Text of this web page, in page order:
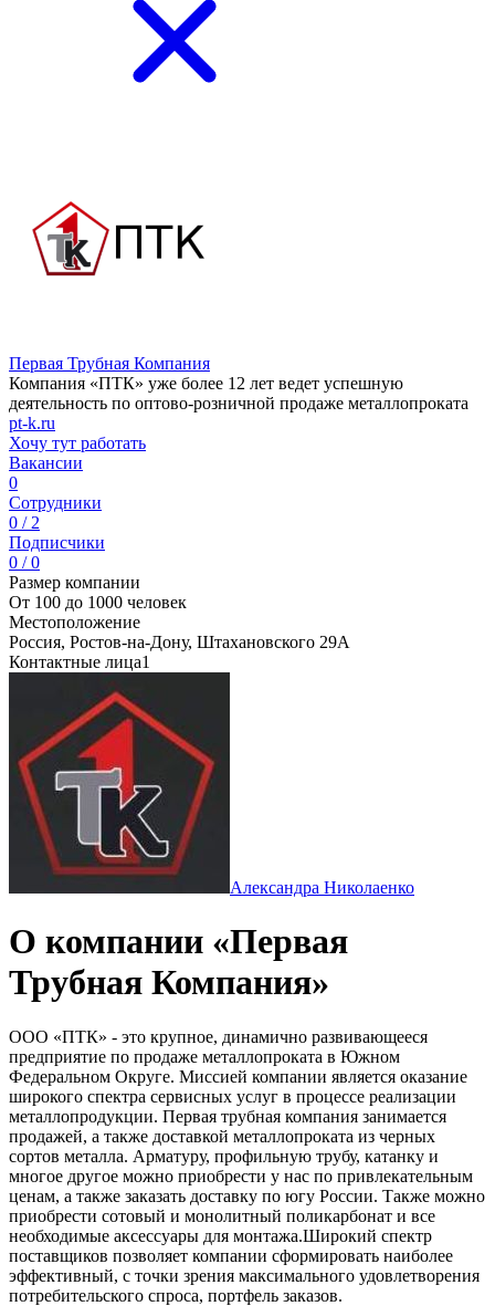
Первая Трубная Компания
Компания «ПТК» уже более 12 лет ведет успешную
деятельность по оптово-розничной продаже металлопроката
pt-k.ru
Хочу тут работать
Вакансии
0
Сотрудники
0 / 2
Подписчики
0 / 0
Размер компании
От 100 до 1000 человек
Местоположение
Россия, Ростов-на-Дону, Штахановского 29А
Контактные лица1
Александра Николаенко
О компании «Первая
Трубная Компания»
ООО «ПТК» - это крупное, динамично развивающееся
предприятие по продаже металлопроката в Южном
Федеральном Округе. Миссией компании является оказание
широкого спектра сервисных услуг в процессе реализации
металлопродукции. Первая трубная компания занимается
продажей, а также доставкой металлопроката из черных
сортов металла. Арматуру, профильную трубу, катанку и
многое другое можно приобрести у нас по привлекательным
ценам, а также заказать доставку по югу России. Также можно
приобрести сотовый и монолитный поликарбонат и все
необходимые аксессуары для монтажа.Широкий спектр
поставщиков позволяет компании сформировать наиболее
эффективный, с точки зрения максимального удовлетворения
потребительского спроса, портфель заказов.